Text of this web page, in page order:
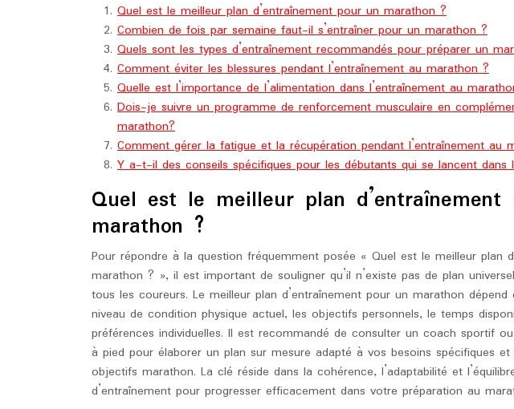
Quel est le meilleur plan d’entraînement pour un marathon ?
Combien de fois par semaine faut-il s’entraîner pour un marathon ?
Quels sont les types d’entraînement recommandés pour préparer un
Comment éviter les blessures pendant l’entraînement au marathon ?
Quelle est l’importance de l’alimentation dans l’entraînement au
Dois-je suivre un programme de renforcement musculaire en
marathon?
Comment gérer la fatigue et la récupération pendant l’entraînement au
Y a-t-il des conseils spécifiques pour les débutants qui se lancent dans
Quel est le meilleur plan d’entraînement
marathon ?
Pour répondre à la question fréquemment posée « Quel est le meilleur plan
marathon ? », il est important de souligner qu’il n’existe pas de plan
tous les coureurs. Le meilleur plan d’entraînement pour un marathon
niveau de condition physique actuel, les objectifs personnels, le temps
préférences individuelles. Il est recommandé de consulter un coach sportif
à pied pour élaborer un plan sur mesure adapté à vos besoins spécifiques
objectifs marathon. La clé réside dans la cohérence, l’adaptabilité et
d’entraînement pour progresser efficacement dans votre préparation au